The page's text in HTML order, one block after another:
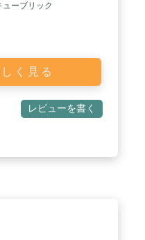
ーブリック
く見る
レビューを書く